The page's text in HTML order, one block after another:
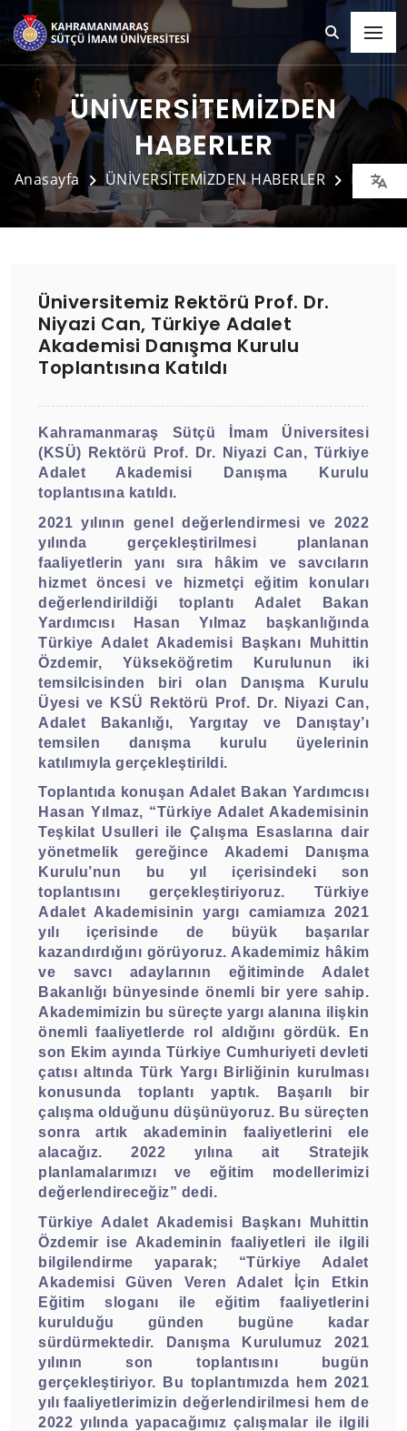
ÜNİVERSİTEMİZDEN
HABERLER
Anasayfa ÜNİVERSİTEMİZDEN HABERLER Detay
Üniversitemiz Rektörü Prof. Dr.
Niyazi Can, Türkiye Adalet
Akademisi Danışma Kurulu
Toplantısına Katıldı
Kahramanmaraş Sütçü İmam Üniversitesi
(KSÜ) Rektörü Prof. Dr. Niyazi Can, Türkiye
Adalet Akademisi Danışma Kurulu
toplantısına katıldı.
2021 yılının genel değerlendirmesi ve 2022
yılında gerçekleştirilmesi planlanan
faaliyetlerin yanı sıra hâkim ve savcıların
hizmet öncesi ve hizmetçi eğitim konuları
değerlendirildiği toplantı Adalet Bakan
Yardımcısı Hasan Yılmaz başkanlığında
Türkiye Adalet Akademisi Başkanı Muhittin
Özdemir, Yükseköğretim Kurulunun iki
temsilcisinden biri olan Danışma Kurulu
Üyesi ve KSÜ Rektörü Prof. Dr. Niyazi Can,
Adalet Bakanlığı, Yargıtay ve Danıştay’ı
temsilen danışma kurulu üyelerinin
katılımıyla gerçekleştirildi.
Toplantıda konuşan Adalet Bakan Yardımcısı
Hasan Yılmaz, “Türkiye Adalet Akademisinin
Teşkilat Usulleri ile Çalışma Esaslarına dair
yönetmelik gereğince Akademi Danışma
Kurulu’nun bu yıl içerisindeki son
toplantısını gerçekleştiriyoruz. Türkiye
Adalet Akademisinin yargı camiamıza 2021
yılı içerisinde de büyük başarılar
kazandırdığını görüyoruz. Akademimiz hâkim
ve savcı adaylarının eğitiminde Adalet
Bakanlığı bünyesinde önemli bir yere sahip.
Akademimizin bu süreçte yargı alanına ilişkin
önemli faaliyetlerde rol aldığını gördük. En
son Ekim ayında Türkiye Cumhuriyeti devleti
çatısı altında Türk Yargı Birliğinin kurulması
konusunda toplantı yaptık. Başarılı bir
çalışma olduğunu düşünüyoruz. Bu süreçten
sonra artık akademinin faaliyetlerini ele
alacağız. 2022 yılına ait Stratejik
planlamalarımızı ve eğitim modellerimizi
değerlendireceğiz” dedi.
Türkiye Adalet Akademisi Başkanı Muhittin
Özdemir ise Akademinin faaliyetleri ile ilgili
bilgilendirme yaparak; “Türkiye Adalet
Akademisi Güven Veren Adalet İçin Etkin
Eğitim sloganı ile eğitim faaliyetlerini
kurulduğu günden bugüne kadar
sürdürmektedir. Danışma Kurulumuz 2021
yılının son toplantısını bugün
gerçekleştiriyor. Bu toplantımızda hem 2021
yılı faaliyetlerimizin değerlendirilmesi hem de
2022 yılında yapacağımız çalışmalar ile ilgili